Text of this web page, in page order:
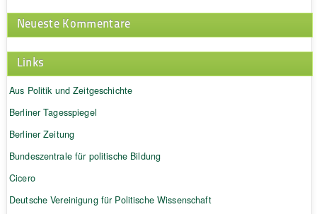
Neueste Kommentare
Links
Aus Politik und Zeitgeschichte
Berliner Tagesspiegel
Berliner Zeitung
Bundeszentrale für politische Bildung
Cicero
Deutsche Vereinigung für Politische Wissenschaft